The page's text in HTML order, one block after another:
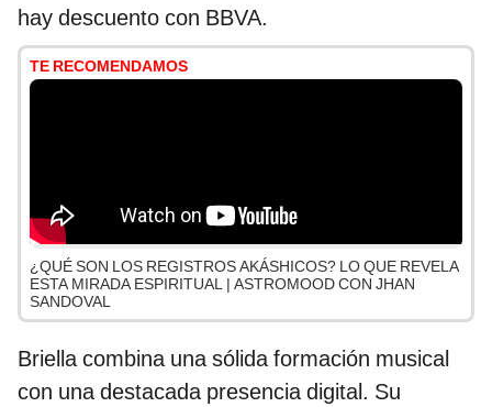
hay descuento con BBVA.
TE RECOMENDAMOS
¿QUÉ SON LOS REGISTROS AKÁSHICOS? LO QUE REVELA
ESTA MIRADA ESPIRITUAL | ASTROMOOD CON JHAN
SANDOVAL
Briella combina una sólida formación musical
con una destacada presencia digital. Su